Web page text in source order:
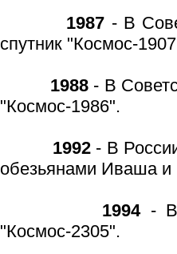
1987 - В
спутник "Космос-
1988- В
"Космос-1986".
1992- В
обезьянами Иваша и
1994- В
"Космос-2305".